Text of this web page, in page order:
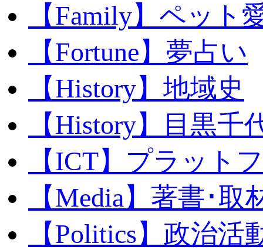
【Family】ペット
【Fortune】夢占い
【History】地域史
【History】目黒千
【ICT】プラット
【Media】著書･取
【Politics】政治活